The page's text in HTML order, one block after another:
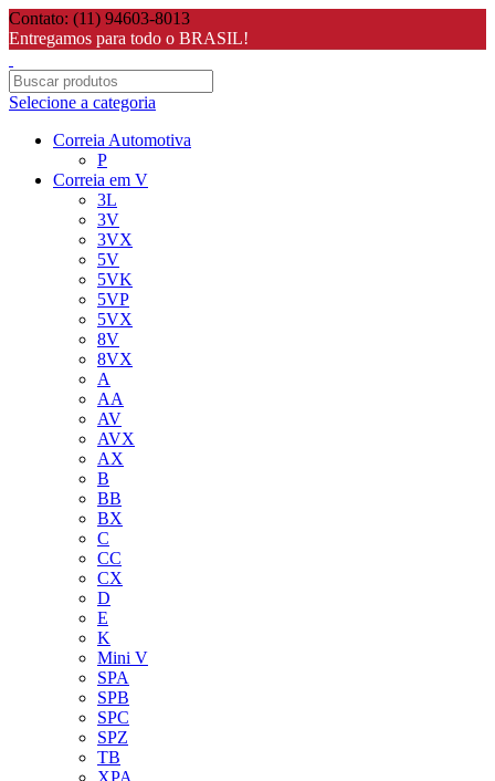
Contato: (11) 94603-8013
Entregamos para todo o BRASIL!
Selecione a categoria
Correia Automotiva
P
Correia em V
3L
3V
3VX
5V
5VK
5VP
5VX
8V
8VX
A
AA
AV
AVX
AX
B
BB
BX
C
CC
CX
D
E
K
Mini V
SPA
SPB
SPC
SPZ
TB
XPA